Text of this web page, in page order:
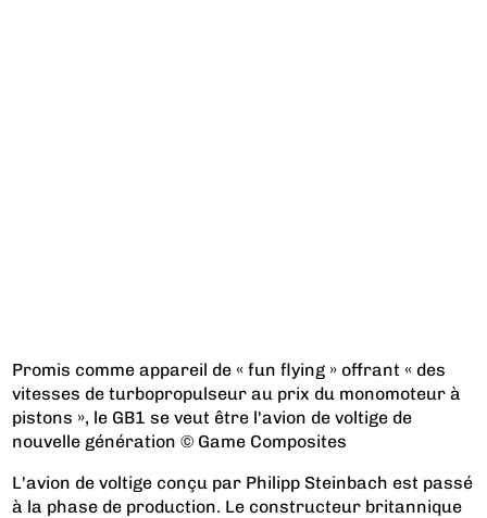
Promis comme appareil de « fun flying » offrant « des
vitesses de turbopropulseur au prix du monomoteur à
pistons », le GB1 se veut être l'avion de voltige de
nouvelle génération © Game Composites
L'avion de voltige conçu par Philipp Steinbach est passé
à la phase de production. Le constructeur britannique